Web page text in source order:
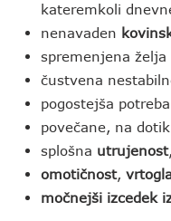
kateremkoli
nenavaden
spremenjena želja
čustvena
pogostejša
povečane, na dotik
splošna utrujenost,
omotičnost,
močnejši izcedek